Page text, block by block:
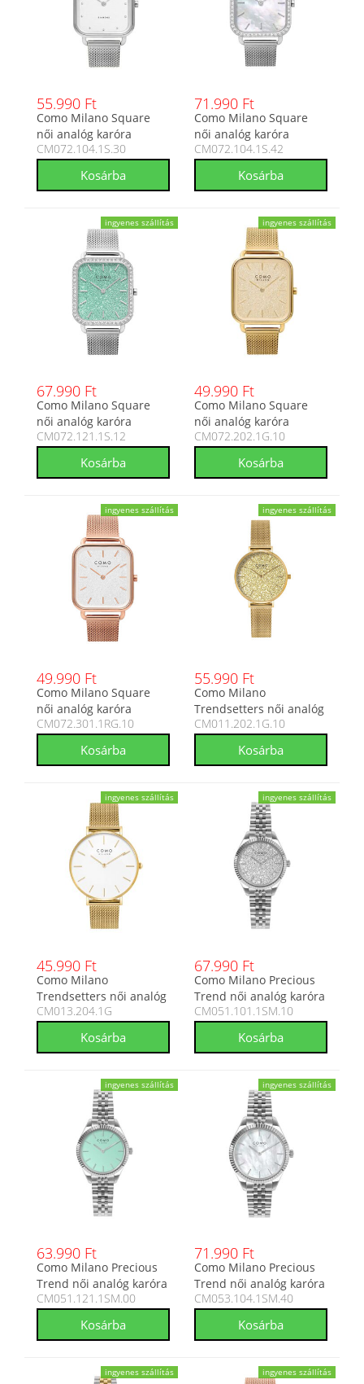
55.990 Ft
Como Milano Square
női analóg karóra
CM072.104.1S.30
CM072.104.1S.30
71.990 Ft
Como Milano Square
női analóg karóra
CM072.104.1S.42
CM072.104.1S.42
ingyenes szállítás
67.990 Ft
Como Milano Square
női analóg karóra
CM072.121.1S.12
CM072.121.1S.12
ingyenes szállítás
49.990 Ft
Como Milano Square
női analóg karóra
CM072.202.1G.10
CM072.202.1G.10
ingyenes szállítás
49.990 Ft
Como Milano Square
női analóg karóra
CM072.301.1RG.10
CM072.301.1RG.10
ingyenes szállítás
55.990 Ft
Como Milano
Trendsetters női analóg
karóra CM011.202.1G.10
CM011.202.1G.10
ingyenes szállítás
45.990 Ft
Como Milano
Trendsetters női analóg
karóra CM013.204.1G
CM013.204.1G
ingyenes szállítás
67.990 Ft
Como Milano Precious
Trend női analóg karóra
CM051.101.1SM.10
CM051.101.1SM.10
ingyenes szállítás
63.990 Ft
Como Milano Precious
Trend női analóg karóra
CM051.121.1SM.00
CM051.121.1SM.00
ingyenes szállítás
71.990 Ft
Como Milano Precious
Trend női analóg karóra
CM053.104.1SM.40
CM053.104.1SM.40
ingyenes szállítás ingyenes szállítás